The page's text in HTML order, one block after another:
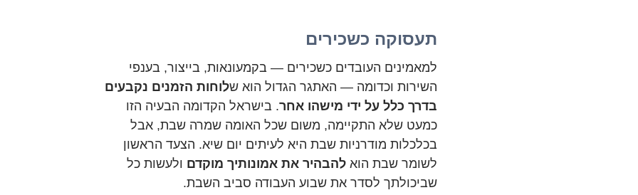
תעסוקה כשכירים
למאמינים העובדים כשכירים — בקמעונאות, בייצור, בענפי
השירות וכדומה — האתגר הגדול הוא שלוחות הזמנים נקבעים
בדרך כלל על ידי מישהו אחר. בישראל הקדומה הבעיה הזו
כמעט שלא התקיימה, משום שכל האומה שמרה שבת, אבל
בכלכלות מודרניות שבת היא לעיתים יום שיא. הצעד הראשון
לשומר שבת הוא להבהיר את אמונותיך מוקדם ולעשות כל
שביכולתך לסדר את שבוע העבודה סביב השבת.